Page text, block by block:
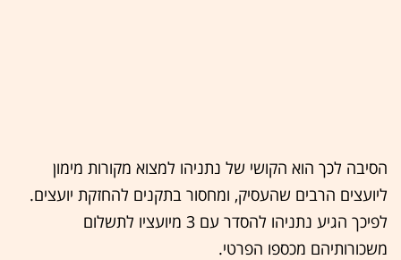
הסיבה לכך הוא הקושי של נתניהו למצוא מקורות מימון
ליועצים הרבים שהעסיק, ומחסור בתקנים להחזקת יועצים.
לפיכך הגיע נתניהו להסדר עם 3 מיועציו לתשלום
משכורותיהם מכספו הפרטי.